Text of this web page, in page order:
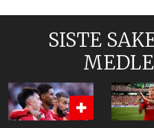
SISTE